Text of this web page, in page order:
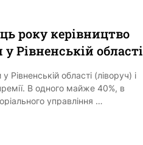
року керівництво
Рівненській області
області (ліворуч) і
В одного майже 40%, в
управління …